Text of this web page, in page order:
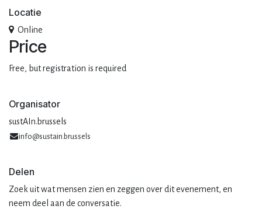
Locatie
Online
Price
Free, but registration is required
Organisator
sustAIn.brussels
info@sustain.brussels
Delen
Zoek uit wat mensen zien en zeggen over dit evenement, en
neem deel aan de conversatie.